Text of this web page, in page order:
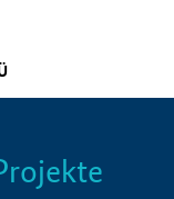
Info